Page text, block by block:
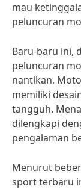
mau
peluncuran
Baru-baru ini,
peluncuran
nantikan.
memiliki
tangguh.
dilengkapi
pengalaman
Menurut
sport terbaru